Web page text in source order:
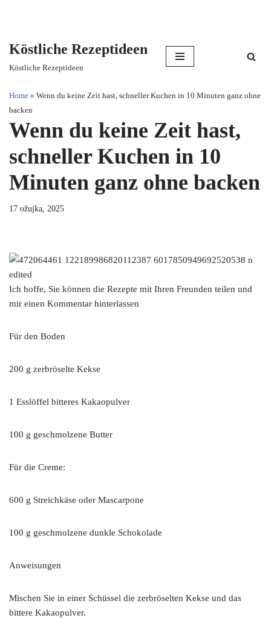
content
Köstliche Rezeptideen
Köstliche Rezeptideen
Home » Wenn du keine Zeit hast, schneller Kuchen in 10 Minuten ganz ohne
backen
Wenn du keine Zeit hast,
schneller Kuchen in 10
Minuten ganz ohne backen
17 ožujka, 2025
Ich hoffe, Sie können die Rezepte mit Ihren Freunden teilen und
mir einen Kommentar hinterlassen
Für den Boden
200 g zerbröselte Kekse
1 Esslöffel bitteres Kakaopulver
100 g geschmolzene Butter
Für die Creme:
600 g Streichkäse oder Mascarpone
100 g geschmolzene dunkle Schokolade
Anweisungen
Mischen Sie in einer Schüssel die zerbröselten Kekse und das
bittere Kakaopulver.